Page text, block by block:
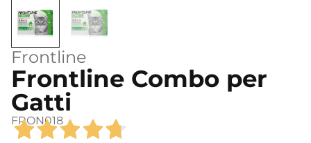
Frontline
Frontline Combo per
Gatti
FRON018